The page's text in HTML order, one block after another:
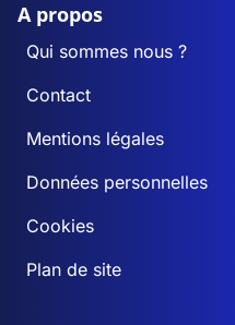
A propos
Qui sommes nous ?
Contact
Mentions légales
Données personnelles
Cookies
Plan de site